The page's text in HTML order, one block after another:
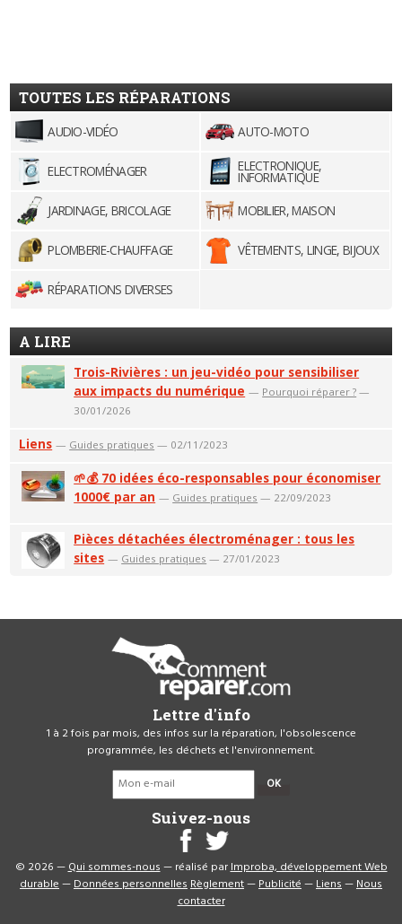
TOUTES LES RÉPARATIONS
AUDIO-VIDÉO AUTO-MOTO
ELECTROMÉNAGER ELECTRONIQUE,
INFORMATIQUE
JARDINAGE, BRICOLAGE
MOBILIER, MAISON
PLOMBERIE-CHAUFFAGE VÊTEMENTS, LINGE, BIJOUX
RÉPARATIONS DIVERSES
A LIRE
Trois-Rivières : un jeu-vidéo pour sensibiliser
aux impacts du numérique — Pourquoi réparer ? —
30/01/2026
Liens — Guides pratiques — 02/11/2023
🌱💰 70 idées éco-responsables pour économiser
1000€ par an — Guides pratiques — 22/09/2023
Pièces détachées électroménager : tous les
sites — Guides pratiques — 27/01/2023
Lettre d'info
1 à 2 fois par mois, des infos sur la réparation, l'obsolescence
programmée, les déchets et l'environnement.
OK
Suivez-nous
© 2026 —Qui sommes-nous— réalisé parImproba, développement Web
durable—Données personnellesRèglement—Publicité—Liens—Nous
contacter